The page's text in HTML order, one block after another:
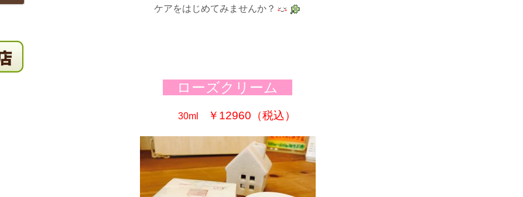
ケアをはじめてみませんか？
ローズクリーム
30ml ￥12960（税込）